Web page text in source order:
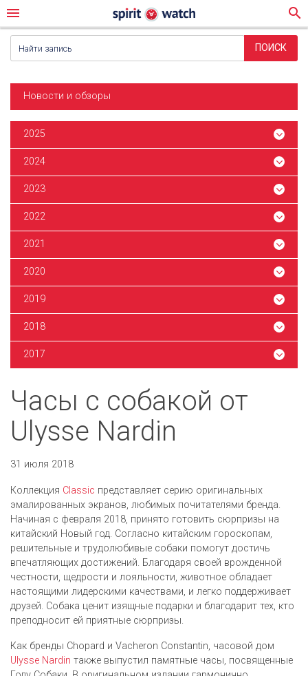
menu search
Новости и обзоры
2025
2024
2023
2022
2021
2020
2019
2018
2017
Часы с собакой от
Ulysse Nardin
31 июля 2018
Коллекция Classic представляет серию оригинальных
эмалированных экранов, любимых почитателями бренда.
Начиная с февраля 2018, принято готовить сюрпризы на
китайский Новый год. Согласно китайским гороскопам,
решительные и трудолюбивые собаки помогут достичь
впечатляющих достижений. Благодаря своей врожденной
честности, щедрости и лояльности, животное обладает
настоящими лидерскими качествами, и легко поддерживает
друзей. Собака ценит изящные подарки и благодарит тех, кто
преподносит ей приятные сюрпризы.
Как бренды Chopard и Vacheron Constantin, часовой дом
Ulysse Nardin также выпустил памятные часы, посвященные